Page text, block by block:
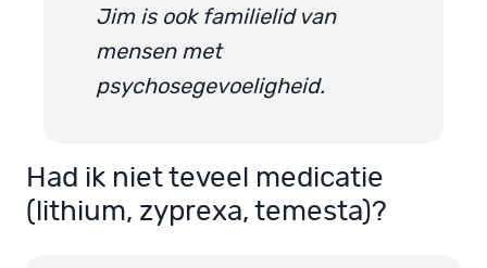
Jim is ook familielid van
mensen met
psychosegevoeligheid.
Had ik niet teveel medicatie
(lithium, zyprexa, temesta)?